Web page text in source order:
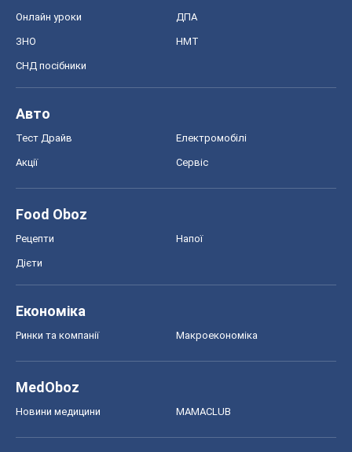
Онлайн уроки ДПА
ЗНО НМТ
СНД посібники
Авто
Тест Драйв Електромобілі
Акції Сервіс
Food Oboz
Рецепти Напої
Дієти
Економіка
Ринки та компанії Макроекономіка
MedOboz
Новини медицини MAMACLUB